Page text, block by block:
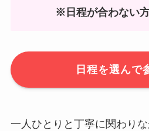
※日程が合わない
日程を選んで
一人ひとりと丁寧に関わり